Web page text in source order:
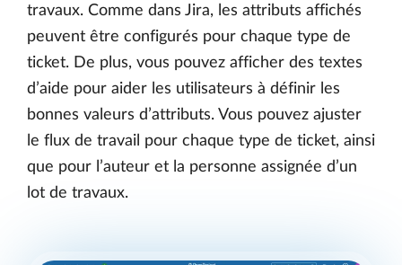
travaux. Comme dans Jira, les attributs affichés
peuvent être configurés pour chaque type de
ticket. De plus, vous pouvez afficher des textes
d’aide pour aider les utilisateurs à définir les
bonnes valeurs d’attributs. Vous pouvez ajuster
le flux de travail pour chaque type de ticket, ainsi
que pour l’auteur et la personne assignée d’un
lot de travaux.